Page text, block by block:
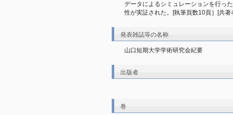
データによるシミュレーションを行っ
性が実証された。[執筆頁数10頁］[共著
発表雑誌等の名称
山口短期大学学術研究会紀要
出版者
巻